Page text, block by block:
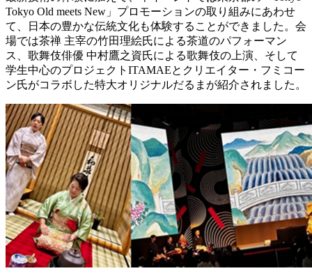
Tokyo Old meets New」プロモーションの取り組みにあわせ
て、日本の豊かな伝統文化も体験することができました。会
場では茶禅 主宰の竹田理絵氏による茶道のパフォーマン
ス、歌舞伎俳優 中村鷹之資氏による歌舞伎の上演、そして
学生中心のプロジェクトITAMAEとクリエイター・フミコー
ン氏がコラボした特大オリジナルだるまが紹介されました。